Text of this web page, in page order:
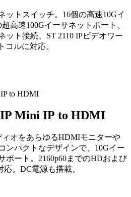
ットスイッチ。16個の高速10Gイ
高速100Gイーサネットポート、
ット接続、ST 2110 IPビデオワー
コルに対応。
IP Mini IP to HDMI
ィオをあらゆるHDMIモニターや
ンパクトなデザインで、10Gイー
ポート。2160p60までのHDおよび
。DC電源も搭載。